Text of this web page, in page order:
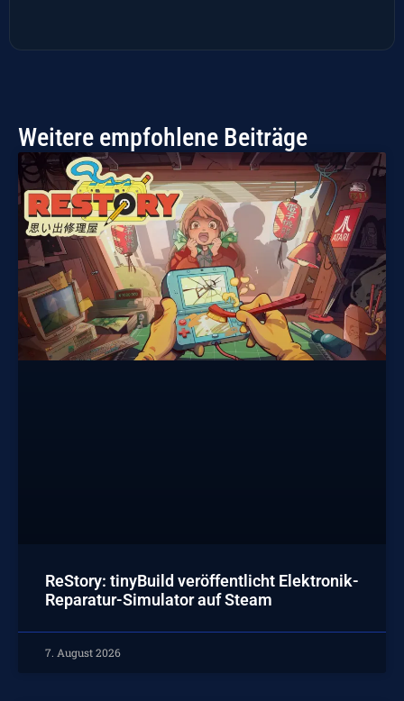
Weitere empfohlene Beiträge
ReStory: tinyBuild veröffentlicht Elektronik-
Reparatur-Simulator auf Steam
7. August 2026